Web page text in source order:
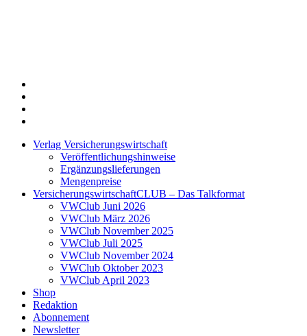
Verlag Versicherungswirtschaft
Veröffentlichungshinweise
Ergänzungslieferungen
Mengenpreise
VersicherungswirtschaftCLUB – Das Talkformat
VWClub Juni 2026
VWClub März 2026
VWClub November 2025
VWClub Juli 2025
VWClub November 2024
VWClub Oktober 2023
VWClub April 2023
Shop
Redaktion
Abonnement
Newsletter